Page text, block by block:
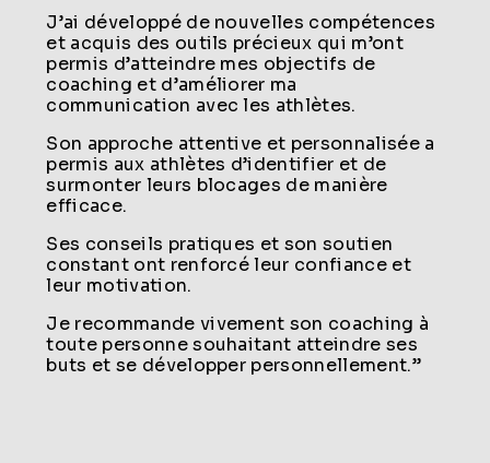
J’ai développé de nouvelles compétences
et acquis des outils précieux qui m’ont
permis d’atteindre mes objectifs de
coaching et d’améliorer ma
communication avec les athlètes.
Son approche attentive et personnalisée a
permis aux athlètes d’identifier et de
surmonter leurs blocages de manière
efficace.
Ses conseils pratiques et son soutien
constant ont renforcé leur confiance et
leur motivation.
Je recommande vivement son coaching à
toute personne souhaitant atteindre ses
buts et se développer personnellement.”